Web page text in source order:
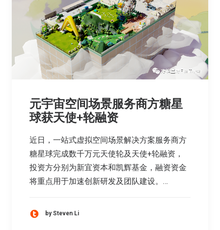
元宇宙空间场景服务商方糖星
球获天使+轮融资
近日，一站式虚拟空间场景解决方案服务商方
糖星球完成数千万元天使轮及天使+轮融资，
投资方分别为新宜资本和凯辉基金，融资资金
将重点用于加速创新研发及团队建设。…
by Steven Li